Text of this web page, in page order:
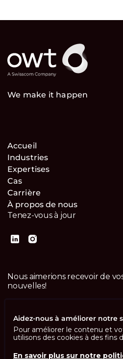
We make it happen
Accueil
Industries
Expertises
Cas
Carrière
À propos de nous
Tenez-vous à jour
Nous aimerions recevoir de
nouvelles!
Aidez-nous à améliorer notre
Pour améliorer le contenu et
utilisons des cookies à des fins
En savoir plus sur notre